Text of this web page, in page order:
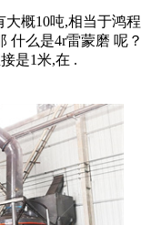
概10吨,相当于鸿程
什么是4r雷蒙磨 呢？
是1米,在 .